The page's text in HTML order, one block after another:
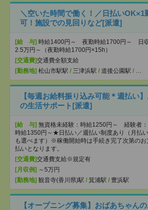
＼空いた時間で働く！／日払いOK×1
可！施設での見回りなど[派遣]
[給 与] 時給1400円～ 夜勤時給1700円～ 日
2.5万円～（夜勤時給1700円×15h）
[交通費]交通費全額支給
[勤務地] 松山市駅駅 / 三津浜駅 / 道後公園駅 / …
【毎週お給料振り込み可能＊週払い
の生活サポート[派遣]
[給 与] 無資格未経験：時給1250円～ 経験者：
時給1350円～★日払い／週払い制度あり（月払い
も選べます）※稼働開始時は手続き完了次第のお
払いとなります。
[交通費]交通費支給※規定有
[月収例] ～5万円
[勤務地] 観音寺(香川県)駅 / 箕浦駅 / 豊浜駅
【オープニング募集】おばあちゃん